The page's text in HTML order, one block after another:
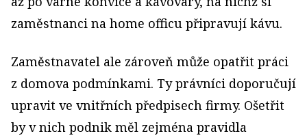
zaměstnanci na home officu připravují kávu.
Zaměstnavatel ale zároveň může opatřit práci
z domova podmínkami. Ty právníci doporučují
upravit ve vnitřních předpisech firmy. Ošetřit
by v nich podnik měl zejména pravidla